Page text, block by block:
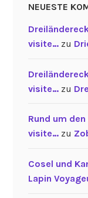
NEUESTE
visite…zu
visite…zu
Rund um
visite…zu
Cosel und
Lapin